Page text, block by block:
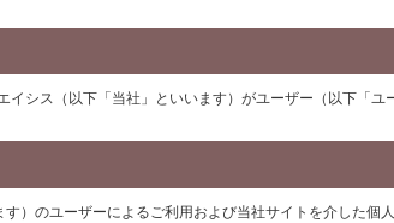
シス（以下「当社」といいます）がユーザー（以下「
）のユーザーによるご利用および当社サイトを介した